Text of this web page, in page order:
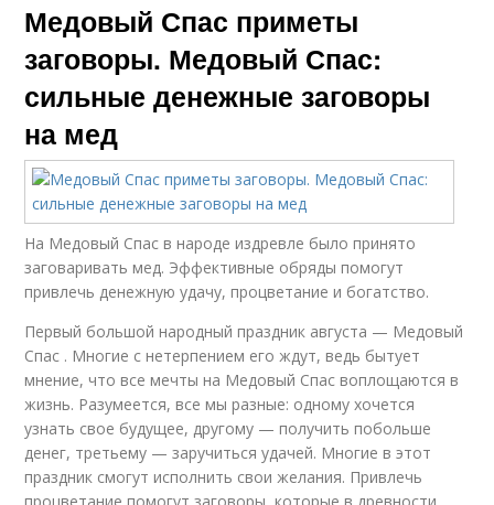
Медовый Спас приметы
заговоры. Медовый Спас:
сильные денежные заговоры
на мед
На Медовый Спас в народе издревле было принято
заговаривать мед. Эффективные обряды помогут
привлечь денежную удачу, процветание и богатство.
Первый большой народный праздник августа — Медовый
Спас . Многие с нетерпением его ждут, ведь бытует
мнение, что все мечты на Медовый Спас воплощаются в
жизнь. Разумеется, все мы разные: одному хочется
узнать свое будущее, другому — получить побольше
денег, третьему — заручиться удачей. Многие в этот
праздник смогут исполнить свои желания. Привлечь